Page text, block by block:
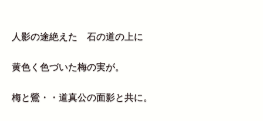
人影の途絶えた 石の道の上に
黄色く色づいた梅の実が。
梅と鶯・・道真公の面影と共に。